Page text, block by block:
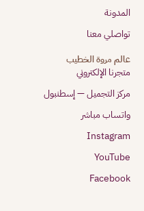
المدونة
تواصلي معنا
عالم مروة الخطيب
متجرنا الإلكتروني
مركز التجميل — إسطنبول
واتساب مباشر
Instagram
YouTube
Facebook